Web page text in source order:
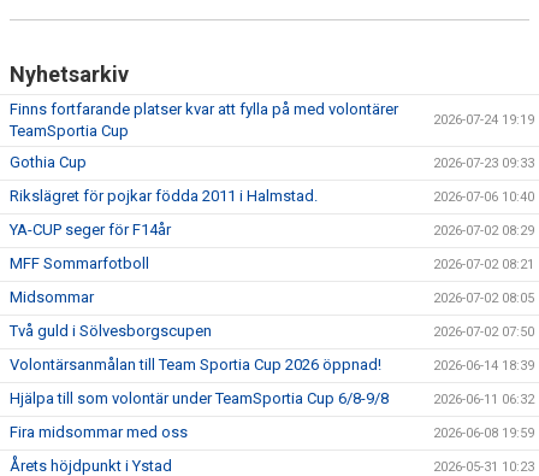
Nyhetsarkiv
Finns fortfarande platser kvar att fylla på med volontärer
TeamSportia Cup
2026-07-24 19:19
Gothia Cup 2026-07-23 09:33
Rikslägret för pojkar födda 2011 i Halmstad. 2026-07-06 10:40
YA-CUP seger för F14år 2026-07-02 08:29
MFF Sommarfotboll 2026-07-02 08:21
Midsommar 2026-07-02 08:05
Två guld i Sölvesborgscupen 2026-07-02 07:50
Volontärsanmålan till Team Sportia Cup 2026 öppnad! 2026-06-14 18:39
Hjälpa till som volontär under TeamSportia Cup 6/8-9/8 2026-06-11 06:32
Fira midsommar med oss 2026-06-08 19:59
Årets höjdpunkt i Ystad 2026-05-31 10:23